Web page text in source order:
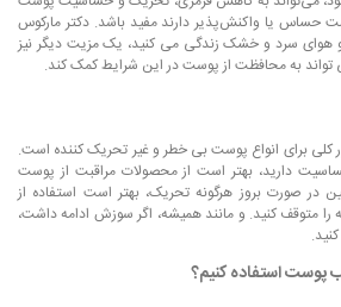
حساس یا واکنش‌پذیر دارند مفید باشد. دکتر مارکوس
هوای سرد و خشک زندگی می کنید، یک مزیت دیگر نیز
تواند به محافظت از پوست در این شرایط کمک کند.
کلی برای انواع پوست بی خطر و غیر تحریک کننده است.
دارید، بهتر است از محصولات مراقبت از پوست
در صورت بروز هرگونه تحریک، بهتر است استفاده از
را متوقف کنید. و مانند همیشه، اگر سوزش ادامه داشت،
پوست استفاده کنیم؟